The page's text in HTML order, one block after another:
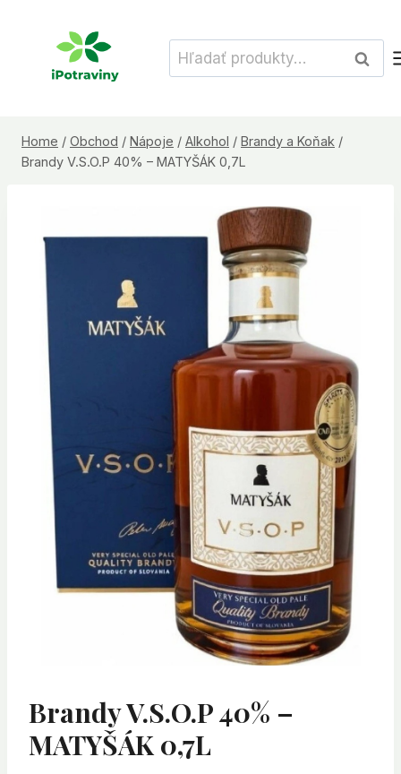
Hľadať:
Home / Obchod / Nápoje / Alkohol / Brandy a Koňak /
Brandy V.S.O.P 40% – MATYŠÁK 0,7L
Brandy V.S.O.P 40% –
MATYŠÁK 0,7L